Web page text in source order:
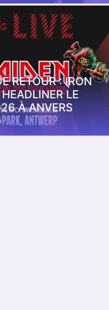
RETOUR : IRON
LE
À ANVERS